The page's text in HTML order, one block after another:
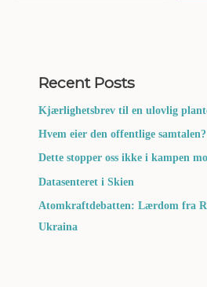
Recent Posts
Kjærlighetsbrev til en ulovlig
Hvem eier den offentlige samtalen?
Dette stopper oss ikke i kampen
Datasenteret i Skien
Atomkraftdebatten: Lærdom fra
Ukraina